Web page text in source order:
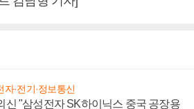
자·전기·정보통신
신 "삼성전자 SK하이닉스 중국 공장용